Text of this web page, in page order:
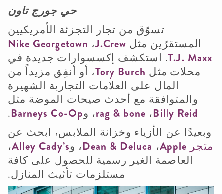
حي جورج تاون
تسوّق من تجار التجزئة الأمريكيين
المستقرّين مثل J.Crew، Nike Georgetown
T.J. Maxx. استكشف إكسسوارات جديدة في
محلات مثل Tory Burch، أو أنفِق مزيداً من
المال على العلامات التجارية الشهيرة
والمتوافقة مع أحدث صيحات الموضة مثل
Billy Reid، rag & bone، وBarneys Co-Op
.
وبعيدًا عن الأزياء وخزانة الملابس، ابحث عن
متجر Apple، Dean & Deluca، وCady’s
Alley،
العاصمة الغير رسمية للحصول على كافة
مستلزمات تأثيث المنازل.